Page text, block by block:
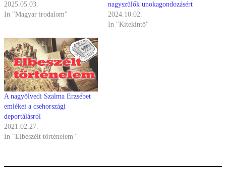
2025.05.03.
In "Magyar irodalom"
nagyszülők unokagondozásért
2024.10.02.
In "Kitekintő"
A nagyölvedi Szalma Erzsébet
emlékei a csehországi
deportálásról
2021.02.27.
In "Elbeszélt történelem"